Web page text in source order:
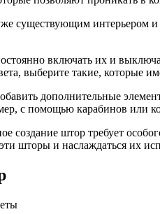
существующим интерьером
включать их и
выберите такие, которые
дополнительные
с помощью карабинов или
штор требует
шторы и наслаждаться их